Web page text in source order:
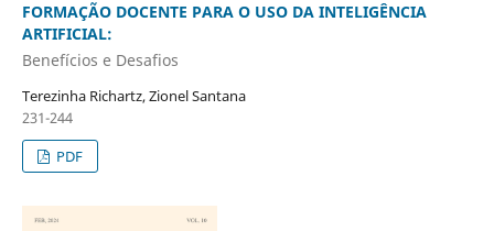
FORMAÇÃO DOCENTE PARA O USO DA INTELIGÊNCIA
ARTIFICIAL:
Benefícios e Desafios
Terezinha Richartz, Zionel Santana
231-244
PDF